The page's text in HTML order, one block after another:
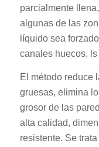
parcialmente
algunas de las
líquido sea
canales huecos,
El método reduce
gruesas, elimina
grosor de las
alta calidad,
resistente. Se